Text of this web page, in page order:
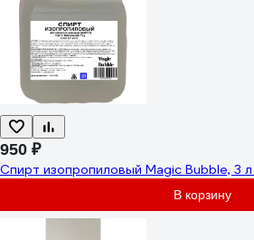
950 ₽
Спирт изопропиловый Magic Bubble, 3
В корзину